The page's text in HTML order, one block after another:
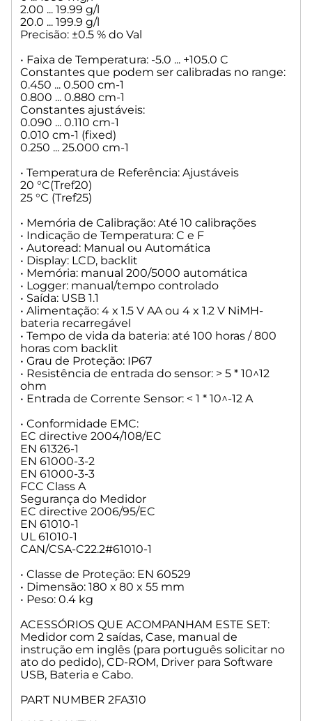
2.00 ... 19.99 g/l
20.0 ... 199.9 g/l
Precisão: ±0.5 % do Val
• Faixa de Temperatura: -5.0 ... +105.0 C
Constantes que podem ser calibradas no range:
0.450 ... 0.500 cm-1
0.800 ... 0.880 cm-1
Constantes ajustáveis:
0.090 ... 0.110 cm-1
0.010 cm-1 (fixed)
0.250 ... 25.000 cm-1
• Temperatura de Referência: Ajustáveis
20 °C(Tref20)
25 °C (Tref25)
• Memória de Calibração: Até 10 calibrações
• Indicação de Temperatura: C e F
• Autoread: Manual ou Automática
• Display: LCD, backlit
• Memória: manual 200/5000 automática
• Logger: manual/tempo controlado
• Saída: USB 1.1
• Alimentação: 4 x 1.5 V AA ou 4 x 1.2 V NiMH-
bateria recarregável
• Tempo de vida da bateria: até 100 horas / 800
horas com backlit
• Grau de Proteção: IP67
• Resistência de entrada do sensor: > 5 * 10^12
ohm
• Entrada de Corrente Sensor: < 1 * 10^-12 A
• Conformidade EMC:
EC directive 2004/108/EC
EN 61326-1
EN 61000-3-2
EN 61000-3-3
FCC Class A
Segurança do Medidor
EC directive 2006/95/EC
EN 61010-1
UL 61010-1
CAN/CSA-C22.2#61010-1
• Classe de Proteção: EN 60529
• Dimensão: 180 x 80 x 55 mm
• Peso: 0.4 kg
ACESSÓRIOS QUE ACOMPANHAM ESTE SET:
Medidor com 2 saídas, Case, manual de
instrução em inglês (para português solicitar no
ato do pedido), CD-ROM, Driver para Software
USB, Bateria e Cabo.
PART NUMBER 2FA310